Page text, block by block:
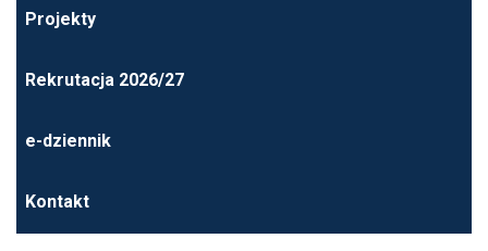
Projekty
Rekrutacja 2026/27
e-dziennik
Kontakt